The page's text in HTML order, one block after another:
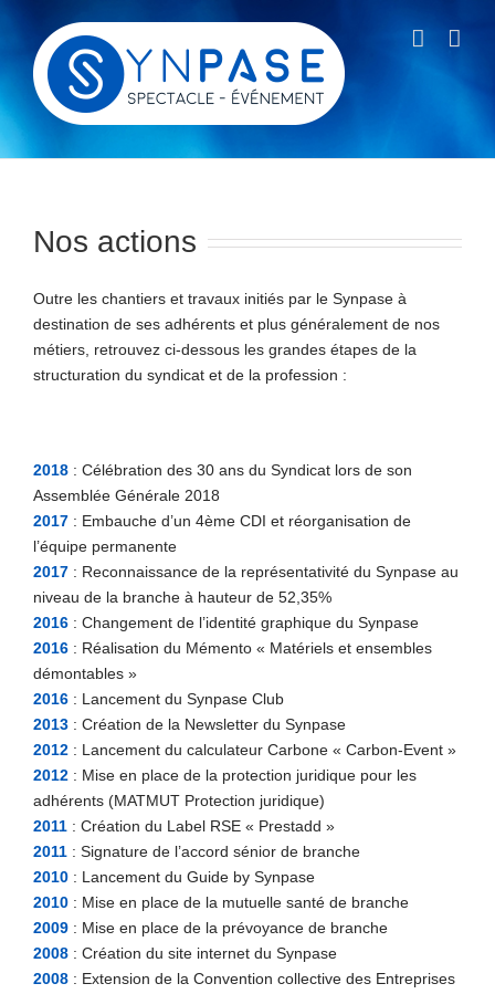
contenu
Nos actions
Outre les chantiers et travaux initiés par le Synpase à
destination de ses adhérents et plus généralement de nos
métiers, retrouvez ci-dessous les grandes étapes de la
structuration du syndicat et de la profession :
2018 : Célébration des 30 ans du Syndicat lors de son
Assemblée Générale 2018
2017 : Embauche d’un 4ème CDI et réorganisation de
l’équipe permanente
2017 : Reconnaissance de la représentativité du Synpase au
niveau de la branche à hauteur de 52,35%
2016 : Changement de l’identité graphique du Synpase
2016 : Réalisation du Mémento « Matériels et ensembles
démontables »
2016 : Lancement du Synpase Club
2013 : Création de la Newsletter du Synpase
2012 : Lancement du calculateur Carbone « Carbon-Event »
2012 : Mise en place de la protection juridique pour les
adhérents (MATMUT Protection juridique)
2011 : Création du Label RSE « Prestadd »
2011 : Signature de l’accord sénior de branche
2010 : Lancement du Guide by Synpase
2010 : Mise en place de la mutuelle santé de branche
2009 : Mise en place de la prévoyance de branche
2008 : Création du site internet du Synpase
2008 : Extension de la Convention collective des Entreprises